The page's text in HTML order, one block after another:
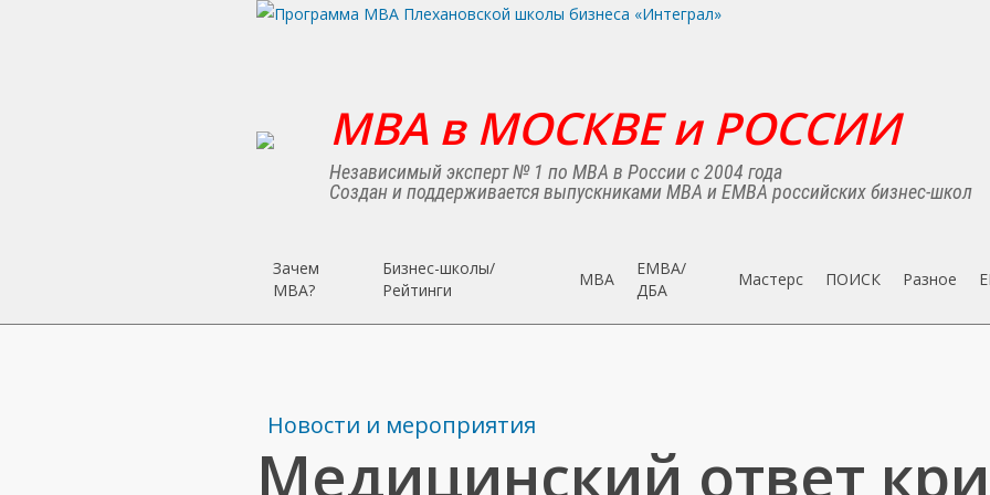
MBA в МОСКВЕ и РОССИИ
Независимый эксперт № 1 по MBA в России с 2004 года
Создан и поддерживается выпускниками MBA и EMBA российских бизнес-школ
Зачем
MBA?
Бизнес-школы/
Рейтинги
MBA
EMBA/
ДБA
Мастерс ПОИСК Разное
Новости и мероприятия
Медицинский ответ